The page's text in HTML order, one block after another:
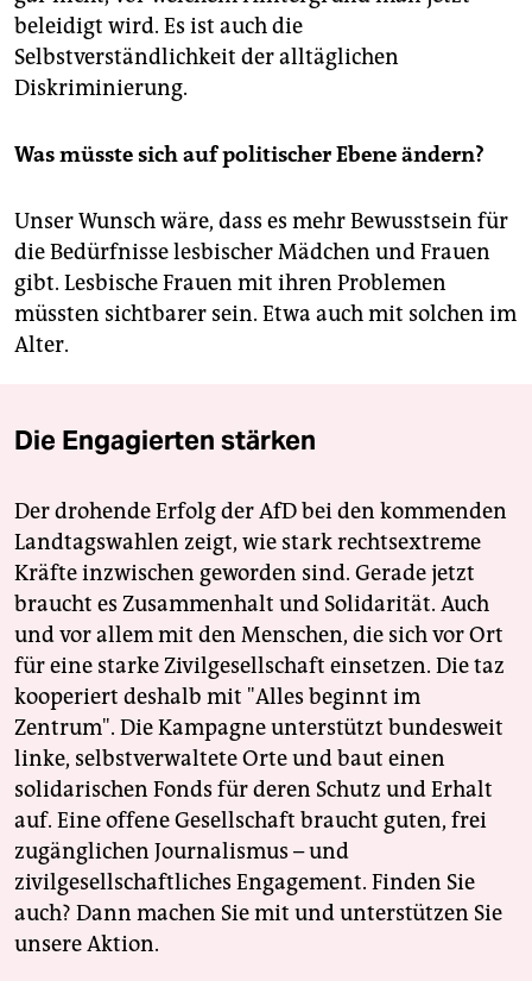
beleidigt wird. Es ist auch die
Selbstverständlichkeit der alltäglichen
Diskriminierung.
Was müsste sich auf politischer Ebene ändern?
Unser Wunsch wäre, dass es mehr Bewusstsein für
die Bedürfnisse lesbischer Mädchen und Frauen
gibt. Lesbische Frauen mit ihren Problemen
müssten sichtbarer sein. Etwa auch mit solchen im
Alter.
Die Engagierten stärken
Der drohende Erfolg der AfD bei den kommenden
Landtagswahlen zeigt, wie stark rechtsextreme
Kräfte inzwischen geworden sind. Gerade jetzt
braucht es Zusammenhalt und Solidarität. Auch
und vor allem mit den Menschen, die sich vor Ort
für eine starke Zivilgesellschaft einsetzen. Die taz
kooperiert deshalb mit "Alles beginnt im
Zentrum". Die Kampagne unterstützt bundesweit
linke, selbstverwaltete Orte und baut einen
solidarischen Fonds für deren Schutz und Erhalt
auf. Eine offene Gesellschaft braucht guten, frei
zugänglichen Journalismus – und
zivilgesellschaftliches Engagement. Finden Sie
auch? Dann machen Sie mit und unterstützen Sie
unsere Aktion.